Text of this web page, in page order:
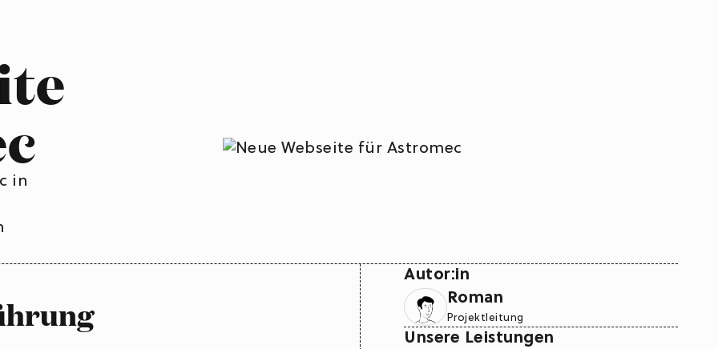
in
Autor:in
Roman
Projektleitung
Unsere Leistungen